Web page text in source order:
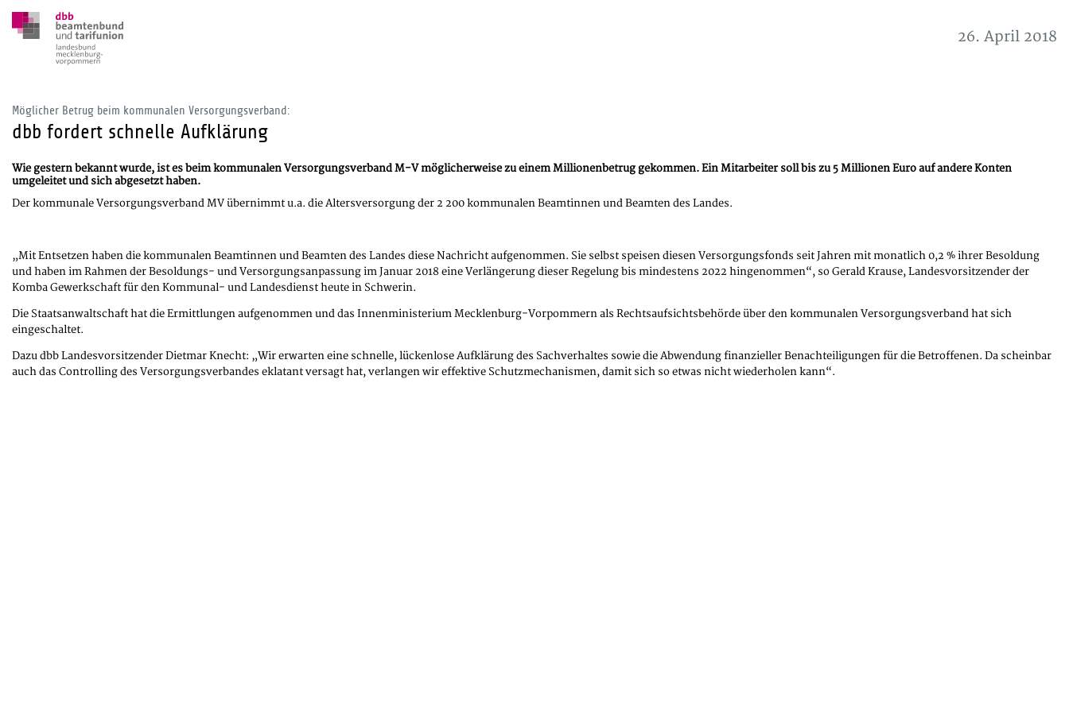
26. April 2018
Möglicher Betrug beim kommunalen Versorgungsverband:
dbb fordert schnelle Aufklärung
Wie gestern bekannt wurde, ist es beim kommunalen Versorgungsverband M-V möglicherweise zu einem Millionenbetrug gekommen. Ein Mitarbeiter soll bis zu 5 Millionen Euro auf andere Konten
umgeleitet und sich abgesetzt haben.
Der kommunale Versorgungsverband MV übernimmt u.a. die Altersversorgung der 2 200 kommunalen Beamtinnen und Beamten des Landes.
„Mit Entsetzen haben die kommunalen Beamtinnen und Beamten des Landes diese Nachricht aufgenommen. Sie selbst speisen diesen Versorgungsfonds seit Jahren mit monatlich 0,2 % ihrer Besoldung
und haben im Rahmen der Besoldungs- und Versorgungsanpassung im Januar 2018 eine Verlängerung dieser Regelung bis mindestens 2022 hingenommen“, so Gerald Krause, Landesvorsitzender der
Komba Gewerkschaft für den Kommunal- und Landesdienst heute in Schwerin.
Die Staatsanwaltschaft hat die Ermittlungen aufgenommen und das Innenministerium Mecklenburg-Vorpommern als Rechtsaufsichtsbehörde über den kommunalen Versorgungsverband hat sich
eingeschaltet.
Dazu dbb Landesvorsitzender Dietmar Knecht: „Wir erwarten eine schnelle, lückenlose Aufklärung des Sachverhaltes sowie die Abwendung finanzieller Benachteiligungen für die Betroffenen. Da scheinbar
auch das Controlling des Versorgungsverbandes eklatant versagt hat, verlangen wir effektive Schutzmechanismen, damit sich so etwas nicht wiederholen kann“.